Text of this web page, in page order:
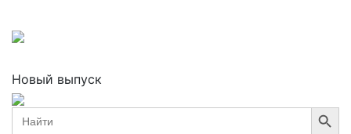
Новый выпуск
Search
for:
Search Button